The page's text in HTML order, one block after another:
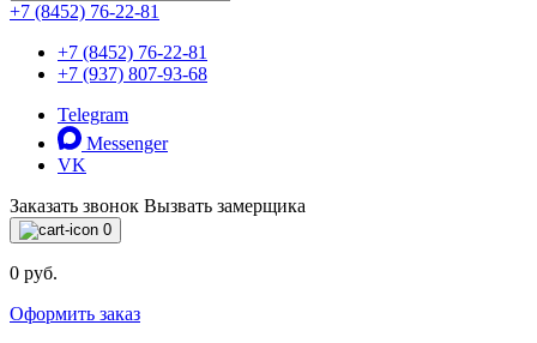
+7 (8452) 76-22-81
+7 (8452) 76-22-81
+7 (937) 807-93-68
Telegram
Messenger
VK
Заказать звонок Вызвать замерщика
0
0 руб.
Оформить заказ